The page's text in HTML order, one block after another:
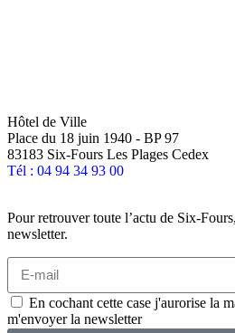
Hôtel de Ville
Place du 18 juin 1940 - BP 97
83183 Six-Fours Les Plages Cedex
Tél : 04 94 34 93 00
Pour retrouver toute l’actu de Six-
newsletter.
En cochant cette case j'aurorise la
m'envoyer la newsletter